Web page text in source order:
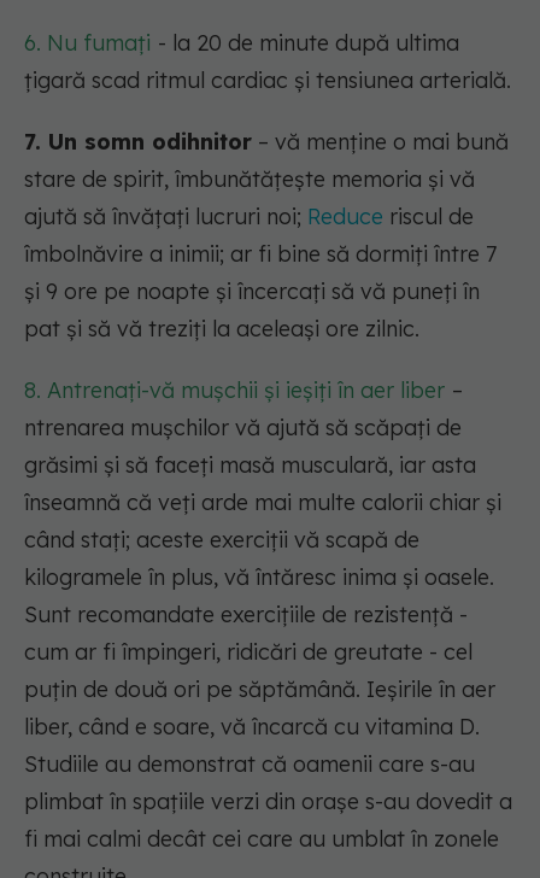
6. Nu fumați - la 20 de minute după ultima
țigară scad ritmul cardiac și tensiunea arterială.
7. Un somn odihnitor – vă menține o mai bună
stare de spirit, îmbunătățește memoria și vă
ajută să învățați lucruri noi; Reduce riscul de
îmbolnăvire a inimii; ar fi bine să dormiți între 7
și 9 ore pe noapte și încercați să vă puneți în
pat și să vă treziți la aceleași ore zilnic.
8. Antrenați-vă mușchii și ieșiți în aer liber –
ntrenarea mușchilor vă ajută să scăpați de
grăsimi și să faceți masă musculară, iar asta
înseamnă că veți arde mai multe calorii chiar și
când stați; aceste exerciții vă scapă de
kilogramele în plus, vă întăresc inima și oasele.
Sunt recomandate exercițiile de rezistență -
cum ar fi împingeri, ridicări de greutate - cel
puțin de două ori pe săptămână. Ieșirile în aer
liber, când e soare, vă încarcă cu vitamina D.
Studiile au demonstrat că oamenii care s-au
plimbat în spațiile verzi din orașe s-au dovedit a
fi mai calmi decât cei care au umblat în zonele